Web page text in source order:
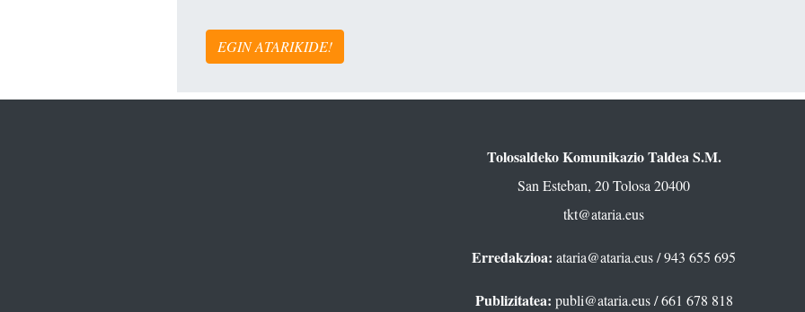
EGIN ATARIKIDE!
Tolosaldeko Komunikazio Taldea S.M.
San Esteban, 20 Tolosa 20400
tkt@ataria.eus
Erredakzioa: ataria@ataria.eus/ 943 655 695
Publizitatea: publi@ataria.eus/ 661 678 818